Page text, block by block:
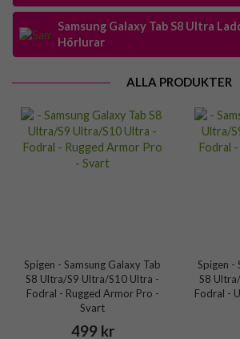
Samsung Galaxy Tab S8 Ultra
Hörlurar
ALLA PRODUKTER
Spigen - Samsung Galaxy Tab
S8 Ultra/S9 Ultra/S10 Ultra -
Fodral - Rugged Armor Pro -
Svart
499 kr
Spigen -
S8
Fodral -